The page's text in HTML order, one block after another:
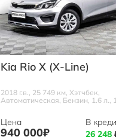
Kia Rio X (X-Line)
2018 г.в., 25 749 км, Хэтчбек,
Автоматическая, Бензин, 1.6 л.,
Цена
940 000₽
В
26 248